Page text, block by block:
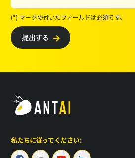
(*) マークの付いたフィールドは必須です。
提出する 
私たちに従ってください：